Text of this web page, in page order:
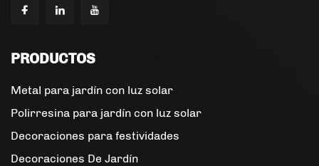
PRODUCTOS
Metal para jardín con luz solar
Polirresina para jardín con luz solar
Decoraciones para festividades
Decoraciones De Jardín